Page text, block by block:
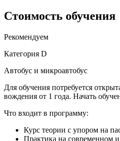
Стоимость обучения
Рекомендуем
Категория D
Автобус и микроавтобус
Для обучения потребуется
вождения от 1 года. Начать
Что входит в программу:
Курс теории с упором на
Практика на современном и